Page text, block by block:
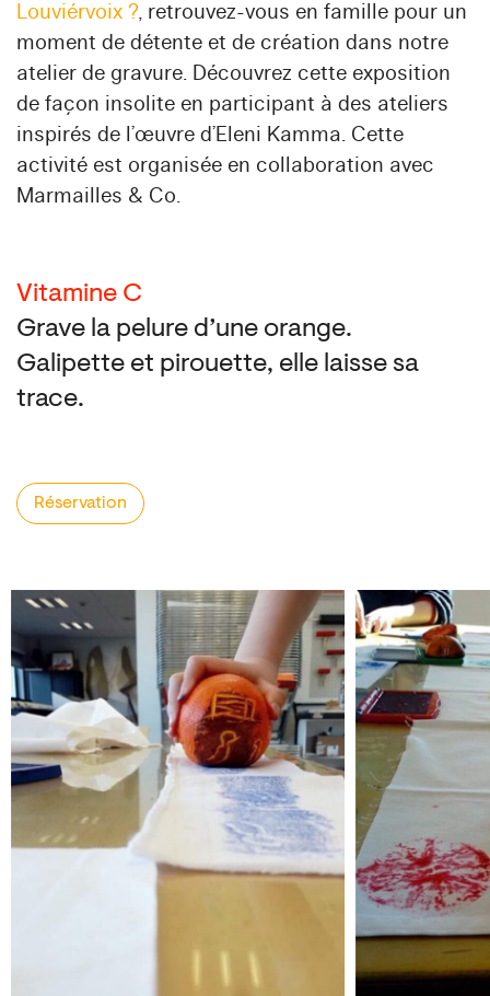
Louviérvoix ?, retrouvez-vous en famille pour un
moment de détente et de création dans notre
atelier de gravure. Découvrez cette exposition
de façon insolite en participant à des ateliers
inspirés de l’œuvre d’Eleni Kamma. Cette
activité est organisée en collaboration avec
Marmailles & Co.
Vitamine C
Grave la pelure d’une orange.
Galipette et pirouette, elle laisse sa
trace.
Réservation